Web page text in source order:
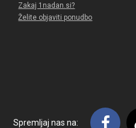
Zakaj 1nadan.si?
Želite objaviti ponudbo
Spremljaj nas na: